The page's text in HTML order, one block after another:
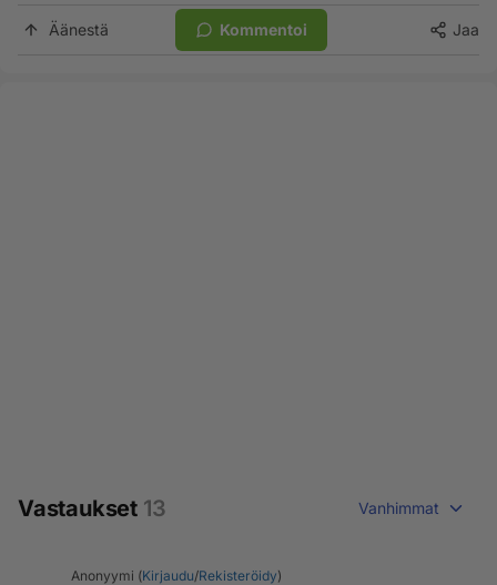
Äänestä Kommentoi Jaa
Vastaukset 13 Vanhimmat
Anonyymi (Kirjaudu/Rekisteröidy)